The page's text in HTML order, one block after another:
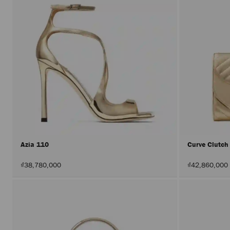
Azia 110
₫38,780,000
Curve Clutch
₫42,860,000